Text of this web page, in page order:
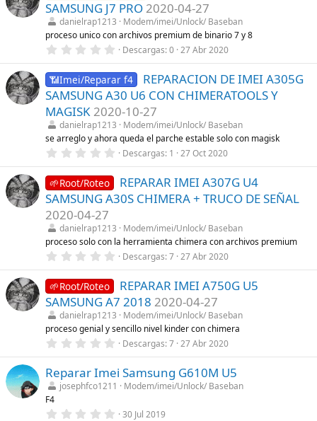
s
)
s
t
r
e
l
a
(
s
)
SAMSUNG J7 PRO 2020-04-27
danielrap1213
Modem/imei/Unlock/ Baseban
proceso unico con archivos premium de binario 7 y 8
0
0
0
e
s
t
r
e
l
a
(
Descargas 0 27 Abr 2020
📶Imei/Reparar f4
REPARACION DE IMEI A305G
SAMSUNG A30 U6 CON CHIMERATOOLS Y
MAGISK 2020-10-27
danielrap1213
Modem/imei/Unlock/ Baseban
se arreglo y ahora queda el parche estable solo con magisk
0
0
0
e
s
e
l
a
(
Descargas 1 27 Oct 2020
🌱Root/Roteo
REPARAR IMEI A307G U4
SAMSUNG A30S CHIMERA + TRUCO DE SEÑAL
2020-04-27
danielrap1213
Modem/imei/Unlock/ Baseban
proceso solo con la herramienta chimera con archivos premium
0
0
0
e
s
t
r
e
l
(
s
)
Descargas 7 27 Abr 2020
🌱Root/Roteo
REPARAR IMEI A750G U5
SAMSUNG A7 2018 2020-04-27
danielrap1213
Modem/imei/Unlock/ Baseban
proceso genial y sencillo nivel kinder con chimera
0
0
0
e
s
r
Descargas 7 27 Abr 2020
Reparar Imei Samsung G610M U5
josephfco1211
Modem/imei/Unlock/ Baseban
F4
030 Jul 2019